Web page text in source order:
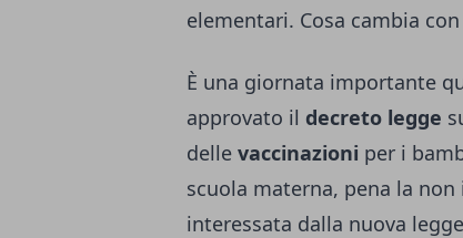
elementari. Cosa cambia
È una giornata importante
approvato il decreto legge
delle vaccinazioni per i
scuola materna, pena la
interessata dalla nuova